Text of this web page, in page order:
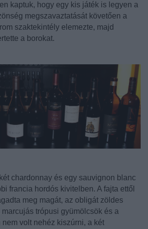
kaptuk, hogy egy kis játék is legyen a
megszavaztatását követően a
szaktekintély elemezte, majd
a borokat.
chardonnay és egy sauvignon blanc
francia hordós kivitelben. A fajta ettől
meg magát, az obligát zöldes
trópusi gyümölcsök és a
volt nehéz kiszúrni, a két